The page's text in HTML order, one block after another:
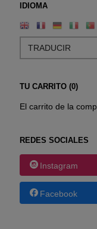
IDIOMA
TU CARRITO (0)
El carrito de la
REDES SOCIALES
Instagram
Facebook